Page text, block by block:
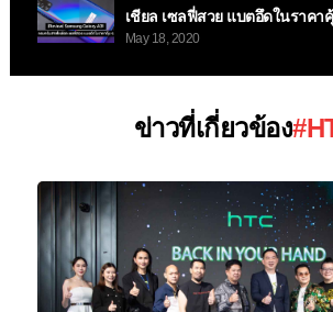
เชียล เซลฟี่สวย แบตอึดในราคา
May 18, 2020
ข่าวที่เกี่ยวข้อง